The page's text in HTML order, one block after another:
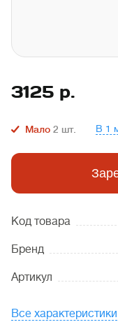
3125 р.
Мало 2 шт. В 1
Код товара
Бренд
Артикул
Все характеристики